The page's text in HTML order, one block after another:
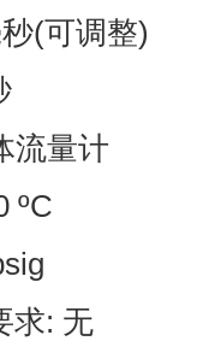
(可调整)
流量计
ºC
求: 无